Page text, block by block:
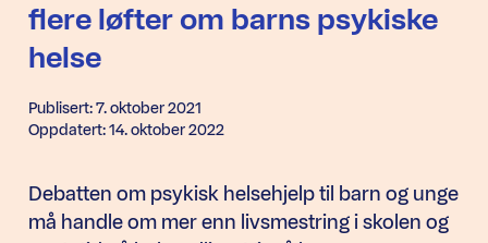
flere løfter om barns psykiske
helse
Publisert: 7. oktober 2021
Oppdatert: 14. oktober 2022
Debatten om psykisk helsehjelp til barn og unge
må handle om mer enn livsmestring i skolen og